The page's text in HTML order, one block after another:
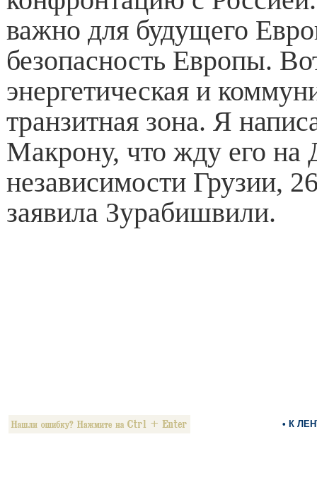
важно для будущего
безопасность Европы.
энергетическая и
транзитная зона. Я
Макрону, что жду его на
независимости Грузии,
заявила Зурабишвили.
• К